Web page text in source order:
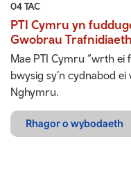
04 TAC
PTI Cymru yn
Gwobrau
Mae PTI Cymru “wrth
bwysig sy’n cydnabod
Nghymru.
Rhagor o wybodaeth